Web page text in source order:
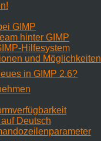
GIMP
hinter GIMP
Hilfesystem
und Möglichkeiten
inGIMP 2.6?
Deutsch